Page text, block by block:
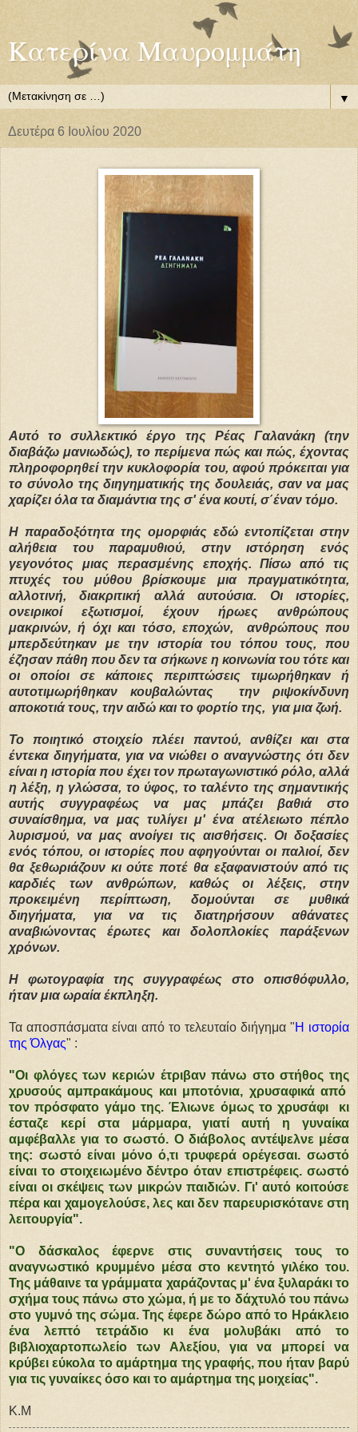
Κατερίνα Μαυρομμάτη
▼
Δευτέρα 6 Ιουλίου 2020
Aυτό το συλλεκτικό έργο της Ρέας Γαλανάκη (την
διαβάζω μανιωδώς), το περίμενα πώς και πώς, έχοντας
πληροφορηθεί την κυκλοφορία του, αφού πρόκειται για
το σύνολο της διηγηματικής της δουλειάς, σαν να μας
χαρίζει όλα τα διαμάντια της σ' ένα κουτί, σ΄έναν τόμο.
Η παραδοξότητα της ομορφιάς εδώ εντοπίζεται στην
αλήθεια του παραμυθιού, στην ιστόρηση ενός
γεγονότος μιας περασμένης εποχής. Πίσω από τις
πτυχές του μύθου βρίσκουμε μια πραγματικότητα,
αλλοτινή, διακριτική αλλά αυτούσια. Οι ιστορίες,
ονειρικοί εξωτισμοί, έχουν ήρωες ανθρώπους
μακρινών, ή όχι και τόσο, εποχών, ανθρώπους που
μπερδεύτηκαν με την ιστορία του τόπου τους, που
έζησαν πάθη που δεν τα σήκωνε η κοινωνία του τότε και
οι οποίοι σε κάποιες περιπτώσεις τιμωρήθηκαν ή
αυτοτιμωρήθηκαν κουβαλώντας την ριψοκίνδυνη
αποκοτιά τους, την αιδώ και το φορτίο της, για μια ζωή.
Το ποιητικό στοιχείο πλέει παντού, ανθίζει και στα
έντεκα διηγήματα, για να νιώθει ο αναγνώστης ότι δεν
είναι η ιστορία που έχει τον πρωταγωνιστικό ρόλο, αλλά
η λέξη, η γλώσσα, το ύφος, το ταλέντο της σημαντικής
αυτής συγγραφέως να μας μπάζει βαθιά στο
συναίσθημα, να μας τυλίγει μ' ένα ατέλειωτο πέπλο
λυρισμού, να μας ανοίγει τις αισθήσεις. Οι δοξασίες
ενός τόπου, οι ιστορίες που αφηγούνται οι παλιοί, δεν
θα ξεθωριάζουν κι ούτε ποτέ θα εξαφανιστούν από τις
καρδιές των ανθρώπων, καθώς οι λέξεις, στην
προκειμένη περίπτωση, δομούνται σε μυθικά
διηγήματα, για να τις διατηρήσουν αθάνατες
αναβιώνοντας έρωτες και δολοπλοκίες παράξενων
χρόνων.
Η φωτογραφία της συγγραφέως στο οπισθόφυλλο,
ήταν μια ωραία έκπληξη.
Τα αποσπάσματα είναι από το τελευταίο διήγημα "Η ιστορία
της Όλγας" :
"Οι φλόγες των κεριών έτριβαν πάνω στο στήθος της
χρυσούς αμπρακάμους και μποτόνια, χρυσαφικά από
τον πρόσφατο γάμο της. Έλιωνε όμως το χρυσάφι κι
έσταζε κερί στα μάρμαρα, γιατί αυτή η γυναίκα
αμφέβαλλε για το σωστό. Ο διάβολος αντέψελνε μέσα
της: σωστό είναι μόνο ό,τι τρυφερά ορέγεσαι. σωστό
είναι το στοιχειωμένο δέντρο όταν επιστρέφεις. σωστό
είναι οι σκέψεις των μικρών παιδιών. Γι' αυτό κοιτούσε
πέρα και χαμογελούσε, λες και δεν παρευρισκότανε στη
λειτουργία".
"Ο δάσκαλος έφερνε στις συναντήσεις τους το
αναγνωστικό κρυμμένο μέσα στο κεντητό γιλέκο του.
Της μάθαινε τα γράμματα χαράζοντας μ' ένα ξυλαράκι το
σχήμα τους πάνω στο χώμα, ή με το δάχτυλό του πάνω
στο γυμνό της σώμα. Της έφερε δώρο από το Ηράκλειο
ένα λεπτό τετράδιο κι ένα μολυβάκι από το
βιβλιοχαρτοπωλείο των Αλεξίου, για να μπορεί να
κρύβει εύκολα το αμάρτημα της γραφής, που ήταν βαρύ
για τις γυναίκες όσο και το αμάρτημα της μοιχείας".
Κ.Μ